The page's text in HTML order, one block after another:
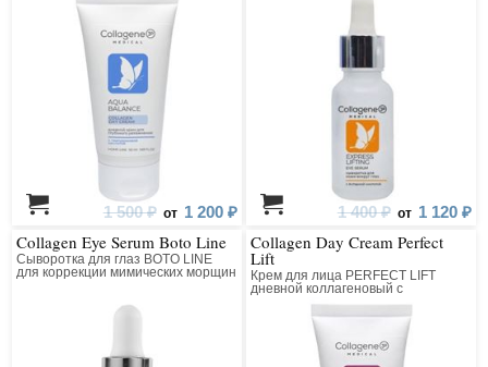
1 500 ₽ от 1 200 ₽ 1 400 ₽ от 1 120 ₽
Collagen Eye Serum Boto Line
Сыворотка для глаз BOTO LINE
для коррекции мимических морщин
Collagen Day Cream Perfect
Lift
Крем для лица PERFECT LIFT
дневной коллагеновый с
матриксилом